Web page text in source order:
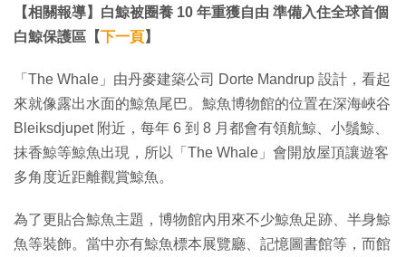
【相關報導】白鯨被圈養 10 年重獲自由 準備入住全球首個
白鯨保護區【下一頁】
「The Whale」由丹麥建築公司 Dorte Mandrup 設計，看起
來就像露出水面的鯨魚尾巴。鯨魚博物館的位置在深海峽谷
Bleiksdjupet 附近，每年 6 到 8 月都會有領航鯨、小鬚鯨、
抹香鯨等鯨魚出現，所以「The Whale」會開放屋頂讓遊客
多角度近距離觀賞鯨魚。
為了更貼合鯨魚主題，博物館內用來不少鯨魚足跡、半身鯨
魚等裝飾。當中亦有鯨魚標本展覽廳、記憶圖書館等，而館